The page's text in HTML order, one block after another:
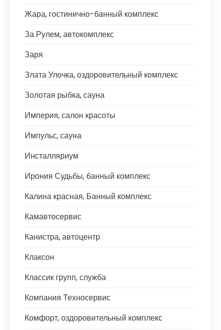
Жара, гостинично-банный комплекс
За Рулем, автокомплекс
Заря
Злата Улочка, оздоровительный комплекс
Золотая рыбка, сауна
Империя, салон красоты
Импульс, сауна
Инсталляриум
Ирония Судьбы, банный комплекс
Калина красная, Банный комплекс
Камавтосервис
Канистра, автоцентр
Клаксон
Классик групп, служба
Компания Техносервис
Комфорт, оздоровительный комплекс